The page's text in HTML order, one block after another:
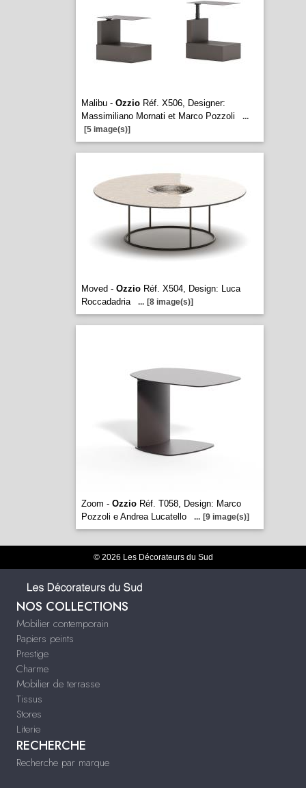
Malibu - OzzioRéf. X506, Designer:
Massimiliano Mornati et Marco Pozzoli
...
[5 image(s)]
Moved - OzzioRéf. X504, Design: Luca
Roccadadria
... [8 image(s)]
Zoom - OzzioRéf. T058, Design: Marco
Pozzoli e Andrea Lucatello
... [9 image(s)]
© 2026 Les Décorateurs du Sud
NOS COLLECTIONS
Mobilier contemporain
Papiers peints
Prestige
Charme
Mobilier de terrasse
Tissus
Stores
Literie
RECHERCHE
Recherche par marque